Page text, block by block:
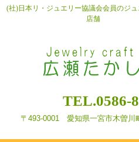
(社)日本リ・ジュエリー協議会会員のジ
店舗
〒493-0001 愛知県一宮市木曽川